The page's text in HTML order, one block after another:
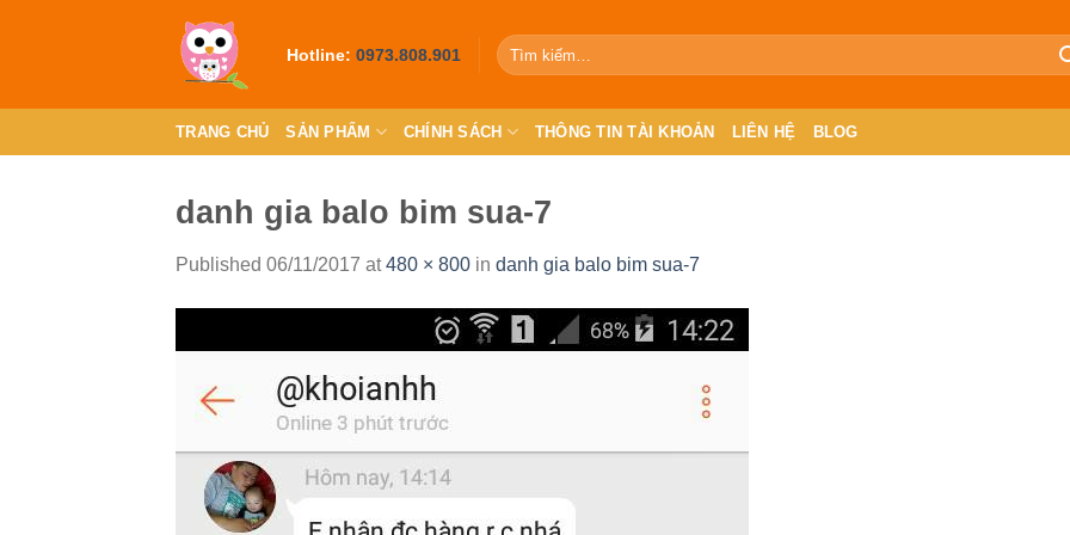
Hotline: 0973.808.901
TRANG CHỦ SẢN PHẨM CHÍNH SÁCH THÔNG TIN TÀI KHOẢN LIÊN HỆ BLOG
danh gia balo bim sua-7
Published 06/11/2017 at480 × 800 in danh gia balo bim sua-7